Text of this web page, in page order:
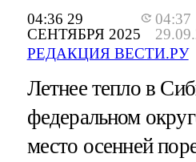
04:36 29
СЕНТЯБРЯ 2025
04:37
РЕДАКЦИЯ ВЕСТИ.РУ
Летнее тепло в
федеральном
место осенней